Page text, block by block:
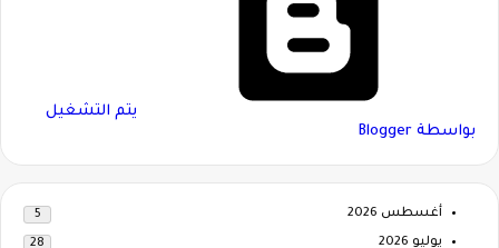
‏يتم التشغيل
بواسطة Blogger
أغسطس 2026 5
يوليو 2026 28